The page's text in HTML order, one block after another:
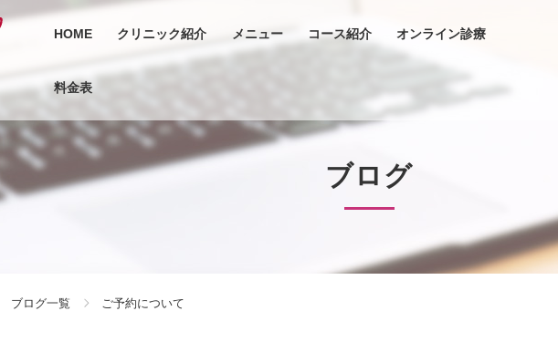
HOME クリニック紹介 メニュー コース紹介 オンライン診療
料金表
ブログ
ブログ一覧 ご予約について